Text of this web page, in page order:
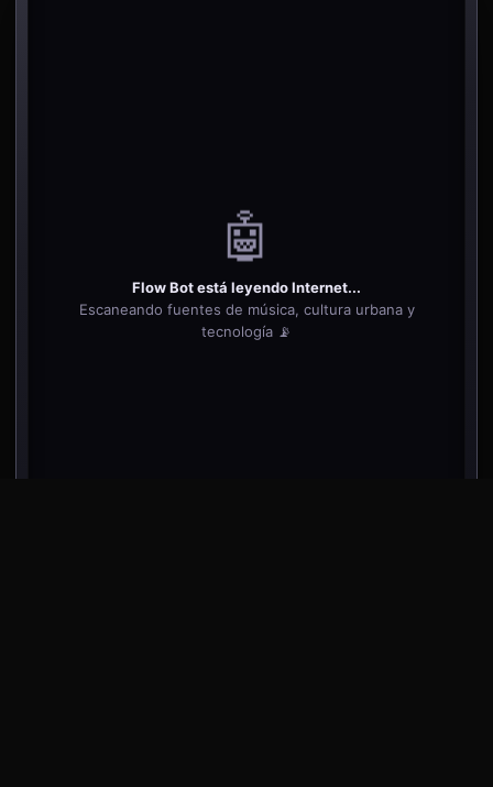
🤖
Flow Bot está leyendo Internet...
Escaneando fuentes de música, cultura urbana y
tecnología 📡